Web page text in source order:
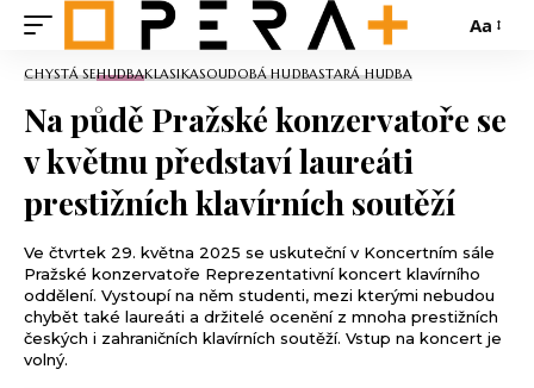
Aa
CHYSTÁ SEHUDBAKLASIKASOUDOBÁ HUDBASTARÁ HUDBA
Na půdě Pražské konzervatoře se
v květnu představí laureáti
prestižních klavírních soutěží
Ve čtvrtek 29. května 2025 se uskuteční v Koncertním sále
Pražské konzervatoře Reprezentativní koncert klavírního
oddělení. Vystoupí na něm studenti, mezi kterými nebudou
chybět také laureáti a držitelé ocenění z mnoha prestižních
českých i zahraničních klavírních soutěží. Vstup na koncert je
volný.